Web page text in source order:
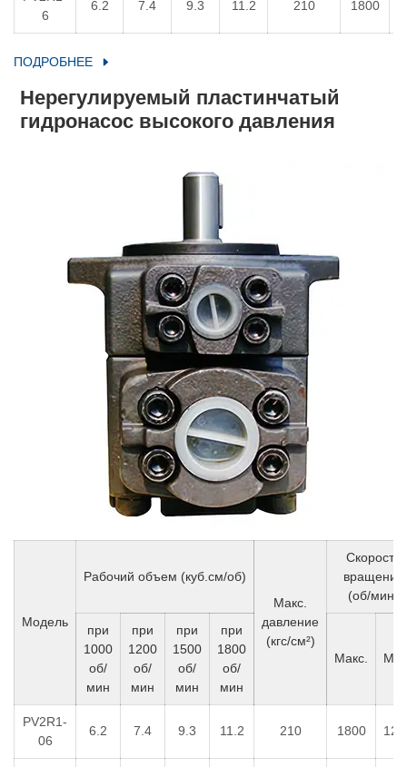
6
6.2 7.4 9.3 11.2 210 1800
ПОДРОБНЕЕ
Нерегулируемый пластинчатый
гидронасос высокого давления
Модель
Рабочий объем (куб.см/об)
Макс.
давление
(кгс/см²)
Скорость
вращения
(об/мин)
при
1000
об/
мин
при
1200
об/
мин
при
1500
об/
мин
при
1800
об/
мин
Макс.
PV2R1-
06
6.2 7.4 9.3 11.2 210 1800